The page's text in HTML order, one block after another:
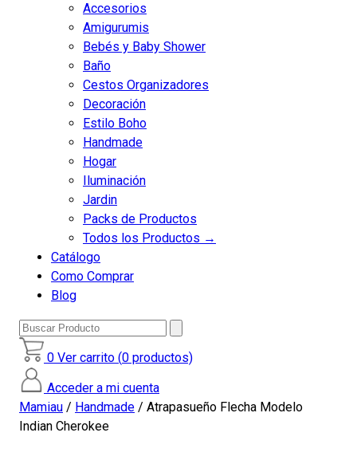
Accesorios
Amigurumis
Bebés y Baby Shower
Baño
Cestos Organizadores
Decoración
Estilo Boho
Handmade
Hogar
Iluminación
Jardin
Packs de Productos
Todos los Productos →
Catálogo
Como Comprar
Blog
Buscar
Producto
0 Ver carrito (0 productos)
Acceder a mi cuenta
Mamiau / Handmade / Atrapasueño Flecha Modelo
Indian Cherokee